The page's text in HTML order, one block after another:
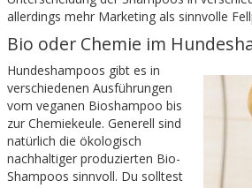
allerdings mehr Marketing als sinnvolle
Bio oder Chemie im
Hundeshampoos gibt es in
verschiedenen Ausführungen
vom veganen Bioshampoo bis
zur Chemiekeule. Generell sind
natürlich die ökologisch
nachhaltiger produzierten Bio-
Shampoos sinnvoll. Du solltest